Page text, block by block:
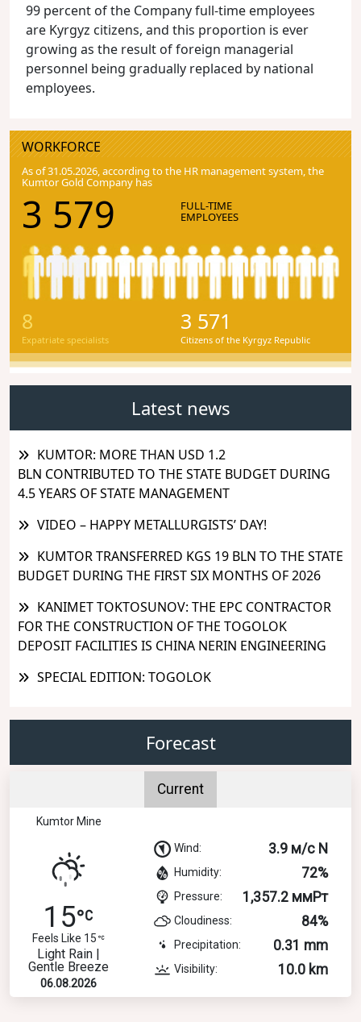
99 percent of the Company full-time employees
are Kyrgyz citizens, and this proportion is ever
growing as the result of foreign managerial
personnel being gradually replaced by national
employees.
WORKFORCE
As of 31.05.2026, according to the HR management system, the
Kumtor Gold Company has
3 579 FULL-TIME
EMPLOYEES
8
Expatriate specialists
3 571
Citizens of the Kyrgyz Republic
Latest news
KUMTOR: MORE THAN USD 1.2
BLN CONTRIBUTED TO THE STATE BUDGET DURING
4.5 YEARS OF STATE MANAGEMENT
VIDEO – HAPPY METALLURGISTS’ DAY!
KUMTOR TRANSFERRED KGS 19 BLN TO THE STATE
BUDGET DURING THE FIRST SIX MONTHS OF 2026
KANIMET TOKTOSUNOV: THE EPC CONTRACTOR
FOR THE CONSTRUCTION OF THE TOGOLOK
DEPOSIT FACILITIES IS CHINA NERIN ENGINEERING
SPECIAL EDITION: TOGOLOK
Forecast
Current
Kumtor Mine
15
Feels Like 15
Light Rain |
Gentle Breeze
06.08.2026
Wind: 3.9 м/с N
Humidity: 72%
Pressure: 1,357.2 ммРт
Cloudiness: 84%
Precipitation: 0.31 mm
Visibility: 10.0 km